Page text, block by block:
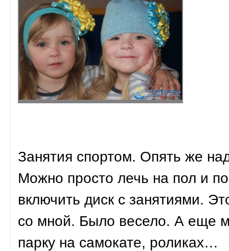
Занятия спортом. Опять же
Можно просто лечь на пол и
включить диск с занятиями.
со мной. Было весело. А еще
парку на самокате, роликах…